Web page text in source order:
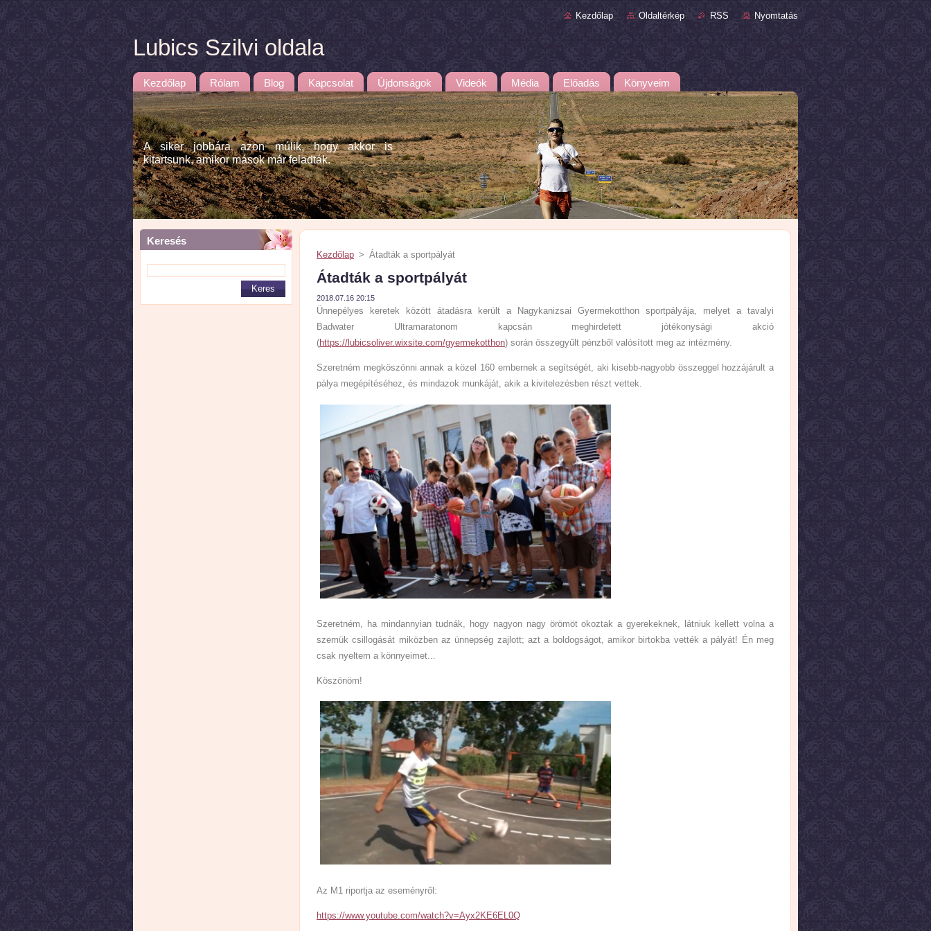
Kezdőlap Oldaltérkép RSS Nyomtatás
Lubics Szilvi oldala
Kezdőlap Rólam Blog Kapcsolat Újdonságok Videók Média Előadás Könyveim
A siker jobbára azon múlik, hogy akkor is
kitartsunk, amikor mások már feladták.
Keresés
Kezdőlap > Átadták a sportpályát
Átadták a sportpályát
2018.07.16 20:15
Ünnepélyes keretek között átadásra került a Nagykanizsai Gyermekotthon sportpályája, melyet a tavalyi
Badwater Ultramaratonom kapcsán meghirdetett jótékonysági akció
(https://lubicsoliver.wixsite.com/gyermekotthon) során összegyűlt pénzből valósított meg az intézmény.
Szeretném megköszönni annak a közel 160 embernek a segítségét, aki kisebb-nagyobb összeggel hozzájárult a
pálya megépítéséhez, és mindazok munkáját, akik a kivitelezésben részt vettek.
Szeretném, ha mindannyian tudnák, hogy nagyon nagy örömöt okoztak a gyerekeknek, látniuk kellett volna a
szemük csillogását miközben az ünnepség zajlott; azt a boldogságot, amikor birtokba vették a pályát! Én meg
csak nyeltem a könnyeimet...
Köszönöm!
Az M1 riportja az eseményről:
https://www.youtube.com/watch?v=Ayx2KE6EL0Q